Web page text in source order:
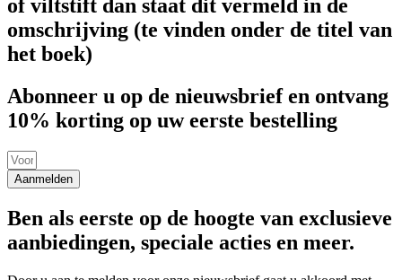
of viltstift dan staat dit vermeld in de
omschrijving (te vinden onder de titel van
het boek)
Abonneer u op de nieuwsbrief en ontvang
10% korting op uw eerste bestelling
Aanmelden
Ben als eerste op de hoogte van exclusieve
aanbiedingen, speciale acties en meer.